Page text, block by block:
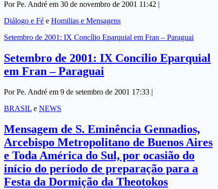
Por Pe. André em 30 de novembro de 2001 11:42 |
Diálogo e Fé e Homilias e Mensagens
Setembro de 2001: IX Concílio Eparquial em Fran – Paraguai
Setembro de 2001: IX Concílio Eparquial
em Fran – Paraguai
Por Pe. André em 9 de setembro de 2001 17:33 |
BRASIL e NEWS
Mensagem de S. Eminência Gennadios,
Arcebispo Metropolitano de Buenos Aires
e Toda América do Sul, por ocasião do
início do período de preparação para a
Festa da Dormição da Theotokos